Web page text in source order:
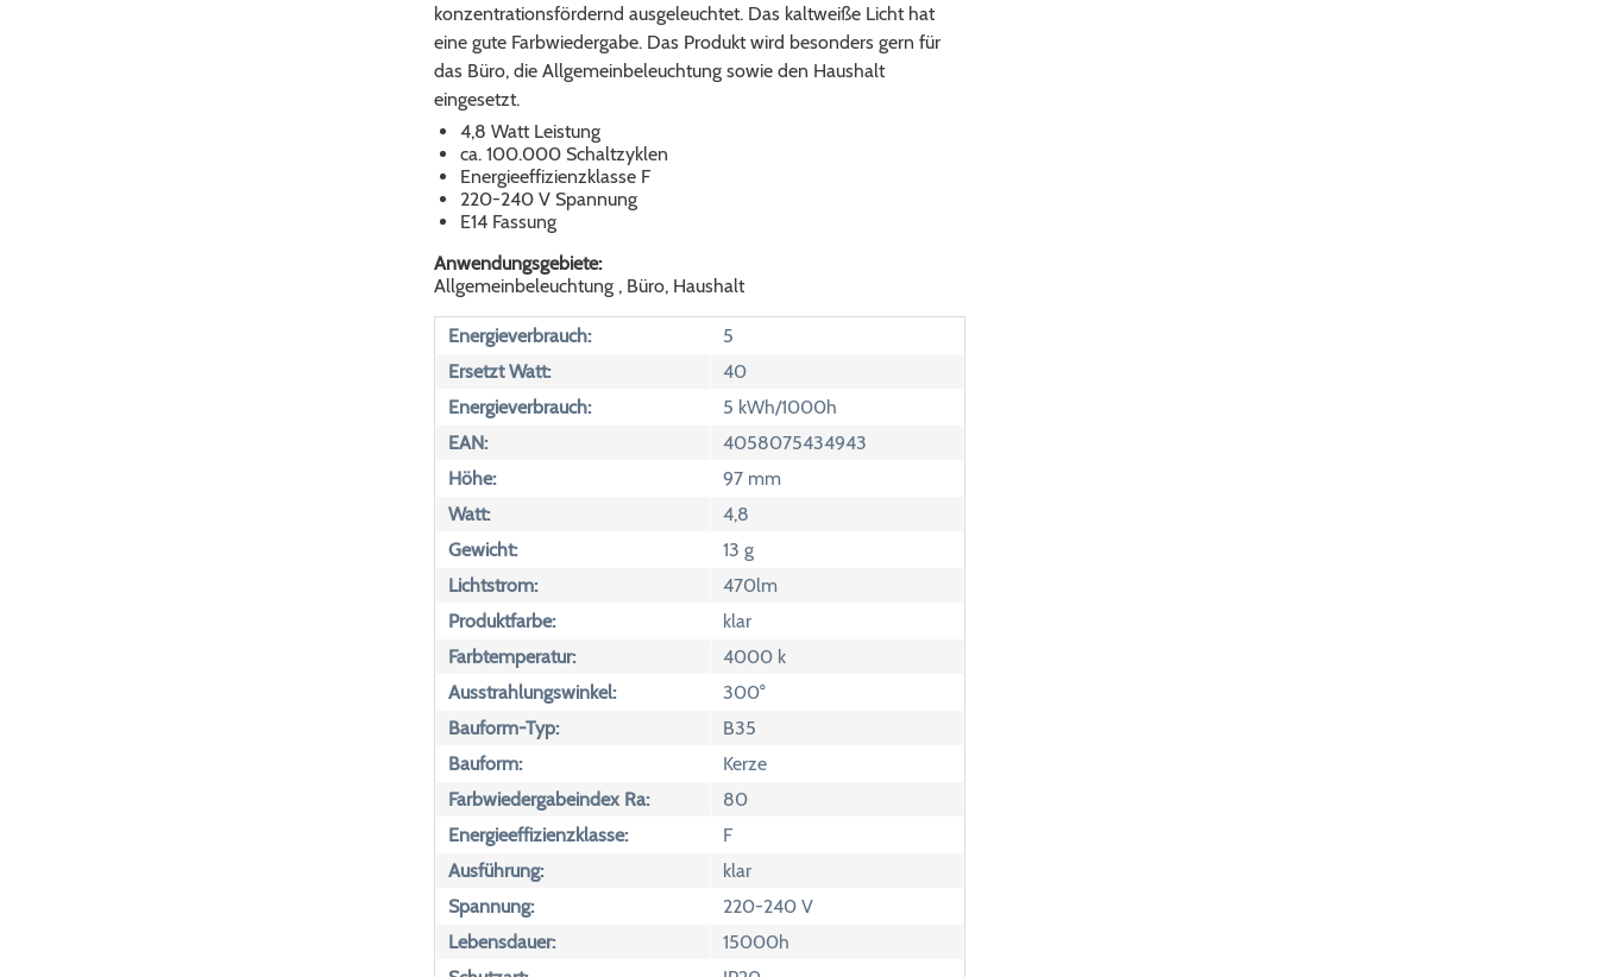
konzentrationsfördernd ausgeleuchtet. Das kaltweiße Licht hat
eine gute Farbwiedergabe. Das Produkt wird besonders gern für
das Büro, die Allgemeinbeleuchtung sowie den Haushalt
eingesetzt.
4,8 Watt Leistung
ca. 100.000 Schaltzyklen
Energieeffizienzklasse F
220-240 V Spannung
E14 Fassung
Anwendungsgebiete:
Allgemeinbeleuchtung , Büro, Haushalt
Energieverbrauch:
5
Ersetzt Watt:
40
Energieverbrauch:
5 kWh/1000h
EAN:
4058075434943
Höhe:
97 mm
Watt:
4,8
Gewicht:
13 g
Lichtstrom:
470lm
Produktfarbe:
klar
Farbtemperatur:
4000 k
Ausstrahlungswinkel:
300°
Bauform-Typ:
B35
Bauform:
Kerze
Farbwiedergabeindex Ra:
80
Energieeffizienzklasse:
F
Ausführung:
klar
Spannung:
220-240 V
Lebensdauer:
15000h